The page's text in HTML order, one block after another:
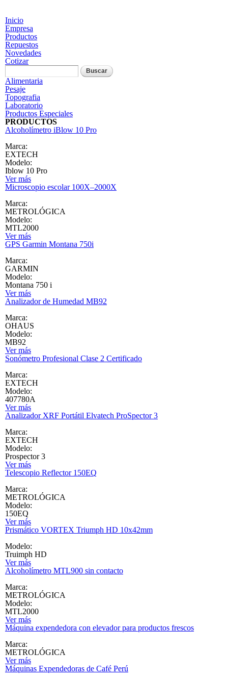
Inicio
Empresa
Productos
Repuestos
Novedades
Cotizar
Formulario de búsqueda
Alimentaria
Pesaje
Topografia
Laboratorio
Productos Especiales
PRODUCTOS
Alcoholímetro iBlow 10 Pro
Marca:
EXTECH
Modelo:
Iblow 10 Pro
Ver más
Microscopio escolar 100X–2000X
Marca:
METROLÓGICA
Modelo:
MTL2000
Ver más
GPS Garmin Montana 750i
Marca:
GARMIN
Modelo:
Montana 750 i
Ver más
Analizador de Humedad MB92
Marca:
OHAUS
Modelo:
MB92
Ver más
Sonómetro Profesional Clase 2 Certificado
Marca:
EXTECH
Modelo:
407780A
Ver más
Analizador XRF Portátil Elvatech ProSpector 3
Marca:
EXTECH
Modelo:
Prospector 3
Ver más
Telescopio Reflector 150EQ
Marca:
METROLÓGICA
Modelo:
150EQ
Ver más
Prismático VORTEX Triumph HD 10x42mm
Modelo:
Truimph HD
Ver más
Alcoholímetro MTL900 sin contacto
Marca:
METROLÓGICA
Modelo:
MTL2000
Ver más
Máquina expendedora con elevador para productos frescos
Marca:
METROLÓGICA
Ver más
Máquinas Expendedoras de Café Perú